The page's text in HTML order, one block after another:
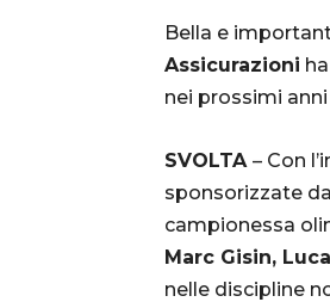
Bella e
Assicurazioni
nei prossimi
SVOLTA – Con
sponsorizzate
campionessa
Marc Gisin,
nelle discipline